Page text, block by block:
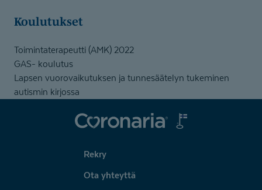
Koulutukset
Toimintaterapeutti (AMK) 2022
GAS- koulutus
Lapsen vuorovaikutuksen ja tunnesäätelyn tukeminen
autismin kirjossa
Coronaria
Rekry
Ota yhteyttä